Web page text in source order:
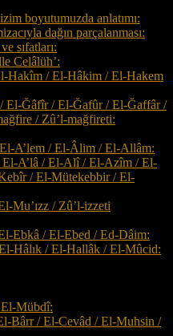
boyutumuzda anlatımı:
dağın parçalanması:
sıfatları:
Celâlüh’:
Hakîm / El-Hâkim / El-Hakem
El-Ğâfîr / El-Ğafûr / El-Ğaffâr /
/ Zû’l-mağfireti:
A’lem / El-Âlim / El-Allâm:
A’lâ / El-Alî / El-Azîm / El-
/ El-Mütekebbir / El-
Mu’ızz / Zû’l-izzeti
Ebkâ / El-Ebed / Ed-Dâim:
Hâlık / El-Hallâk / El-Mûcid:
Mübdî:
Bârr / El-Cevâd / El-Muhsin /